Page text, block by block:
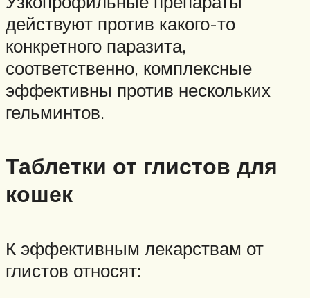
действуют против какого-то
конкретного паразита,
соответственно, комплексные
эффективны против нескольких
гельминтов.
Таблетки от глистов для
кошек
К эффективным лекарствам от
глистов относят: